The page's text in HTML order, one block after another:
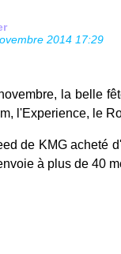
2014 17:29
la belle
l'Experience, le
de KMG acheté
à plus de 40